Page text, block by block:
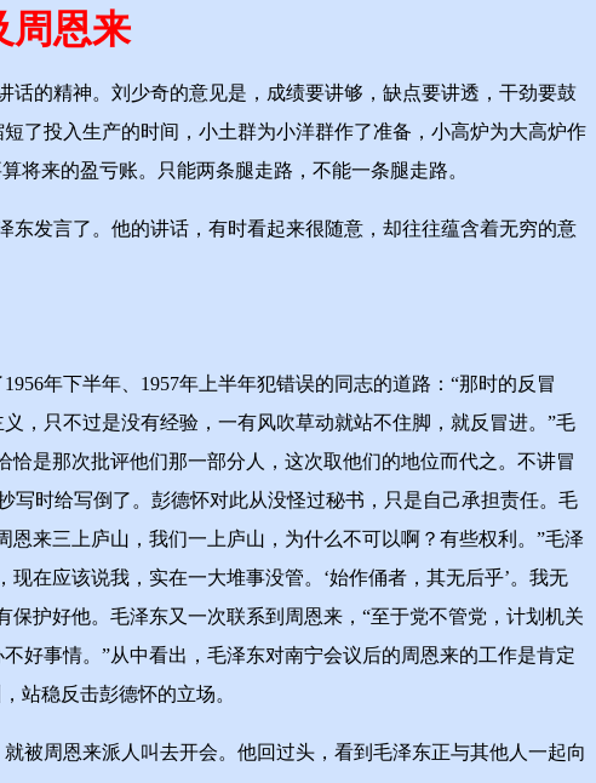
周恩来
的精神。刘少奇的意见是，成绩要讲够，缺点要讲透，干劲要鼓
了投入生产的时间，小土群为小洋群作了准备，小高炉为大高炉作
将来的盈亏账。只能两条腿走路，不能一条腿走路。
发言了。他的讲话，有时看起来很随意，却往往蕴含着无穷的意
年下半年、1957年上半年犯错误的同志的道路：“那时的反冒
，只不过是没有经验，一有风吹草动就站不住脚，就反冒进。”毛
是那次批评他们那一部分人，这次取他们的地位而代之。不讲冒
写时给写倒了。彭德怀对此从没怪过秘书，只是自己承担责任。毛
来三上庐山，我们一上庐山，为什么不可以啊？有些权利。”毛泽
在应该说我，实在一大堆事没管。‘始作俑者，其无后乎’。我无
护好他。毛泽东又一次联系到周恩来，“至于党不管党，计划机关
好事情。”从中看出，毛泽东对南宁会议后的周恩来的工作是肯定
站稳反击彭德怀的立场。
周恩来派人叫去开会。他回过头，看到毛泽东正与其他人一起向